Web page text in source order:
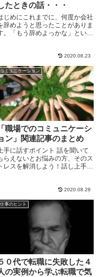
たときの話・・・
じめにこれまでに、何度か会社
辞めようと思ったことがありま
。「もう辞めよっかな」という
2020.08.23
コミュニケーション
「職場でのコミュニケーシ
ン」関連記事のまとめ
手に話すポイント 話を聞いて
らえないとお悩みの方、そのス
レスを解消しよう！話し上手は
2020.08.28
仕事のヒント
０代で転職に失敗した４
の実例から学ぶ転職で気